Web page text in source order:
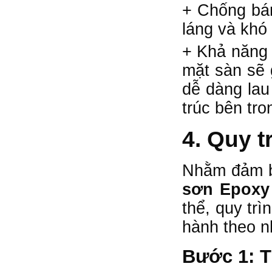
+ Chống
láng và
+ Khả
mặt sàn sẽ
dễ dàng
trúc bên
4. Quy
Nhằm đảm
sơn
thể, quy
hành theo
Bước 1: